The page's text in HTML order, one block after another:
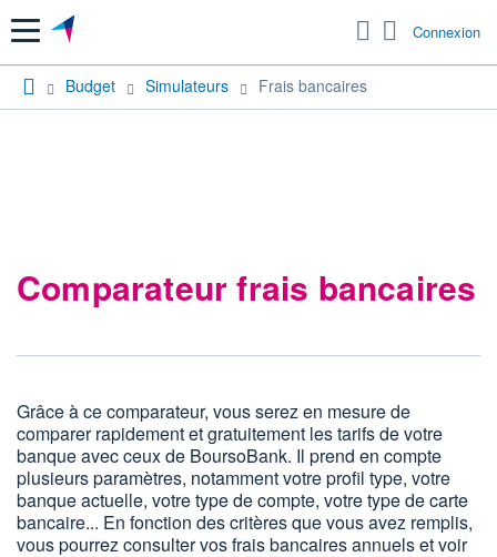
Menu Connexion
Budget Simulateurs Frais bancaires
Comparateur frais bancaires
Grâce à ce comparateur, vous serez en mesure de
comparer rapidement et gratuitement les tarifs de votre
banque avec ceux de BoursoBank. Il prend en compte
plusieurs paramètres, notamment votre profil type, votre
banque actuelle, votre type de compte, votre type de carte
bancaire... En fonction des critères que vous avez remplis,
vous pourrez consulter vos frais bancaires annuels et voir